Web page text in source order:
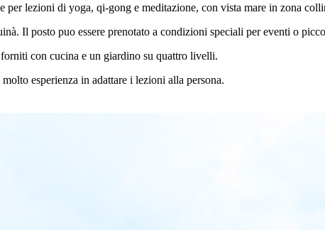
per lezioni di yoga, qi-gong e meditazione, con vista mare in zona
Il posto puo essere prenotato a condizioni speciali per eventi o
con cucina e un giardino su quattro livelli.
esperienza in adattare i lezioni alla persona.